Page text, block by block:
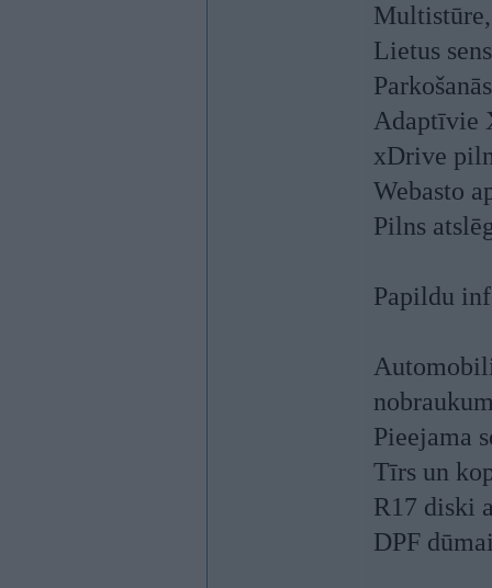
Lietus
Adaptīvie
xDrive
Webasto
Pilns
Papildu
Pieejama
Tīrs un
R17 diski
DPF